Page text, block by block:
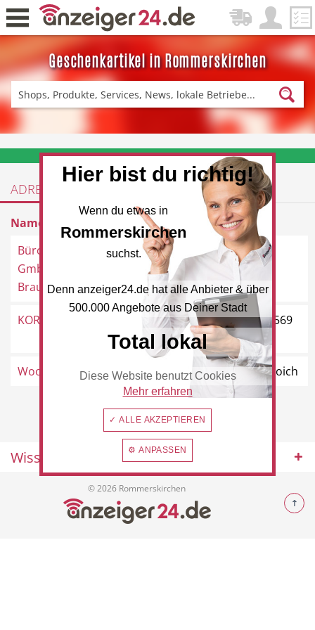
Geschenkartikel in Rommerskirchen
Zurück
Einkaufen
DE-News News
Restaurant Hotel
Beauty & Wellness Auto
Handwerk Sport & Freizeit
❤️ Aktuelle Angebote & Prospekte per Newsletter erhalten
ADRESSEN
Name
Adresse
Büromaschinen
GmbH Heinrich
Braun
Venloer Straße 55, 41569
Rommerskirchen
KORES
Rudolf-Diesel-Straße 19, 41569
Rommerskirchen
Woolworth Ostwall 31, 41515 Grevenbroich
Wissenswertes
© 2026 Rommerskirchen
Hier bist du richtig!
Wenn du etwas in
Rommerskirchen
suchst.
Denn anzeiger24.de hat alle Anbieter & über
500.000 Angebote aus Deiner Stadt
Total lokal
Diese Website benutzt Cookies
Mehr erfahren
✓ ALLE AKZEPTIEREN
⚙ ANPASSEN